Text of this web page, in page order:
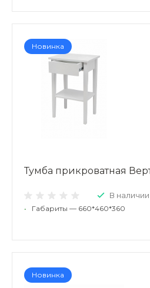
Новинка
Тумба прикроватная
В наличии
• Габариты — 660*460*360
Новинка